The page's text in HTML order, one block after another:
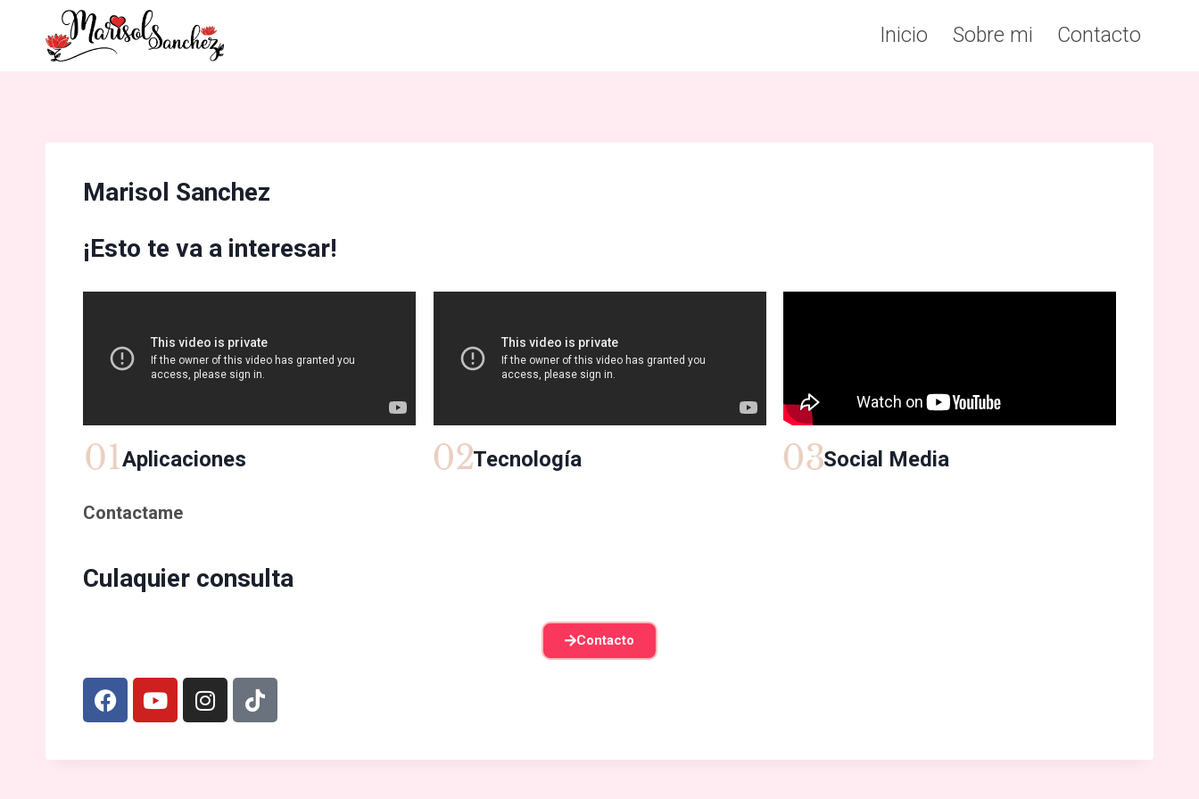
Inicio Sobre mi Contacto
Marisol Sanchez
¡Esto te va a interesar!
Aplicaciones Tecnología Social Media
Contactame
Culaquier consulta
Contacto